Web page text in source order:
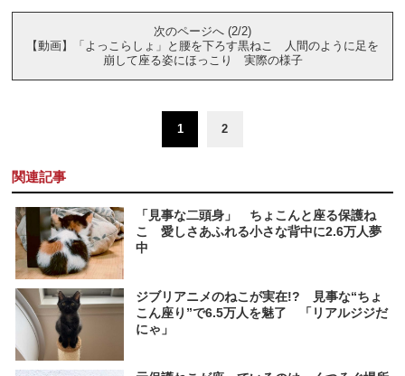
次のページへ (2/2)
【動画】「よっこらしょ」と腰を下ろす黒ねこ 人間のように足を
崩して座る姿にほっこり 実際の様子
1 2
関連記事
「見事な二頭身」 ちょこんと座る保護ね
こ 愛しさあふれる小さな背中に2.6万人夢
中
ジブリアニメのねこが実在!? 見事な“ちょ
こん座り”で6.5万人を魅了 「リアルジジだ
にゃ」